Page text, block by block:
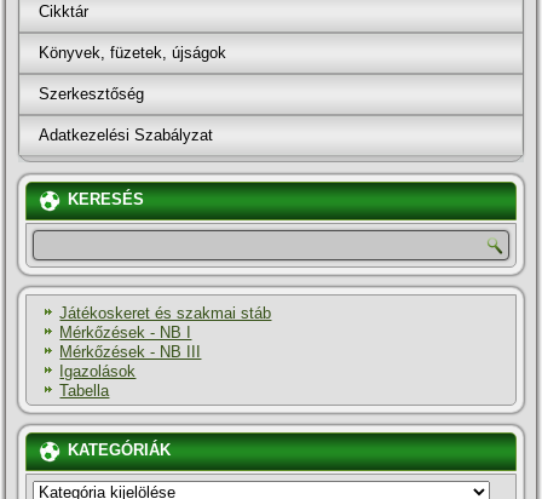
Cikktár
Könyvek, füzetek, újságok
Szerkesztőség
Adatkezelési Szabályzat
KERESÉS
Játékoskeret és szakmai stáb
Mérkőzések - NB I
Mérkőzések - NB III
Igazolások
Tabella
KATEGÓRIÁK
KATEGÓRIÁK